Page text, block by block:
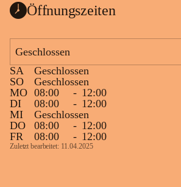
Öffnungszeiten
Geschlossen
SA
Geschlossen
SO
Geschlossen
MO 08:00 - 12:00
DI
08:00 - 12:00
MI
Geschlossen
DO
08:00 - 12:00
FR
08:00 - 12:00
Zuletzt bearbeitet: 11.04.2025